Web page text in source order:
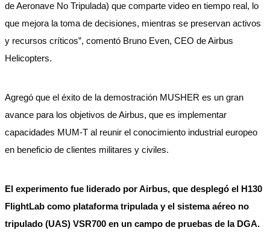
de Aeronave No Tripulada) que comparte video en tiempo real, lo
que mejora la toma de decisiones, mientras se preservan activos
y recursos críticos”, comentó Bruno Even, CEO de Airbus
Helicopters.
Agregó que el éxito de la demostración MUSHER es un gran
avance para los objetivos de Airbus, que es implementar
capacidades MUM-T al reunir el conocimiento industrial europeo
en beneficio de clientes militares y civiles.
El experimento fue liderado por Airbus, que desplegó el H130
FlightLab como plataforma tripulada y el sistema aéreo no
tripulado (UAS) VSR700 en un campo de pruebas de la DGA.